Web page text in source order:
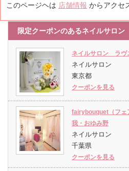
このページヘは 店舗情報 からアクセ
限定クーポンのあるネイルサロン
ネイルサロン ラヴ
ネイルサロン
東京都
クーポンを見る
fairybouquet（フェ
我・おゆみ野
ネイルサロン
千葉県
クーポンを見る